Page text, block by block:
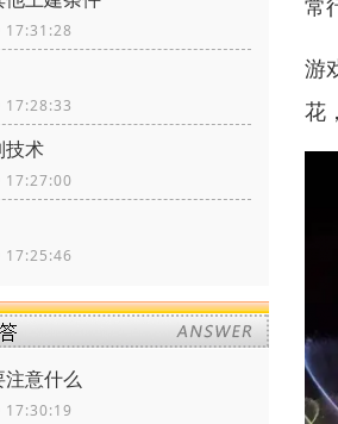
技术
17:27:00
意什么
常
游
花